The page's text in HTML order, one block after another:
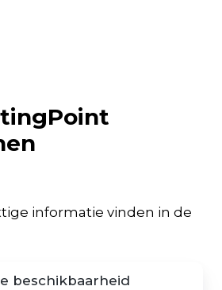
informatie vinden in de
beschikbaarheid